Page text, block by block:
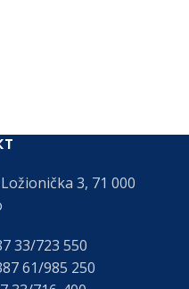
Ložionička 3, 71 000
33/723 550
61/985 250